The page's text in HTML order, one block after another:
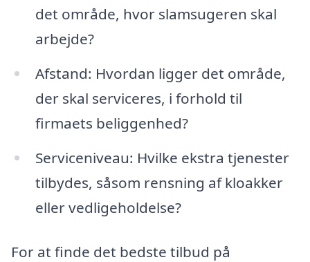
det område, hvor slamsugeren skal
arbejde?
Afstand: Hvordan ligger det område,
der skal serviceres, i forhold til
firmaets beliggenhed?
Serviceniveau: Hvilke ekstra tjenester
tilbydes, såsom rensning af kloakker
eller vedligeholdelse?
For at finde det bedste tilbud på